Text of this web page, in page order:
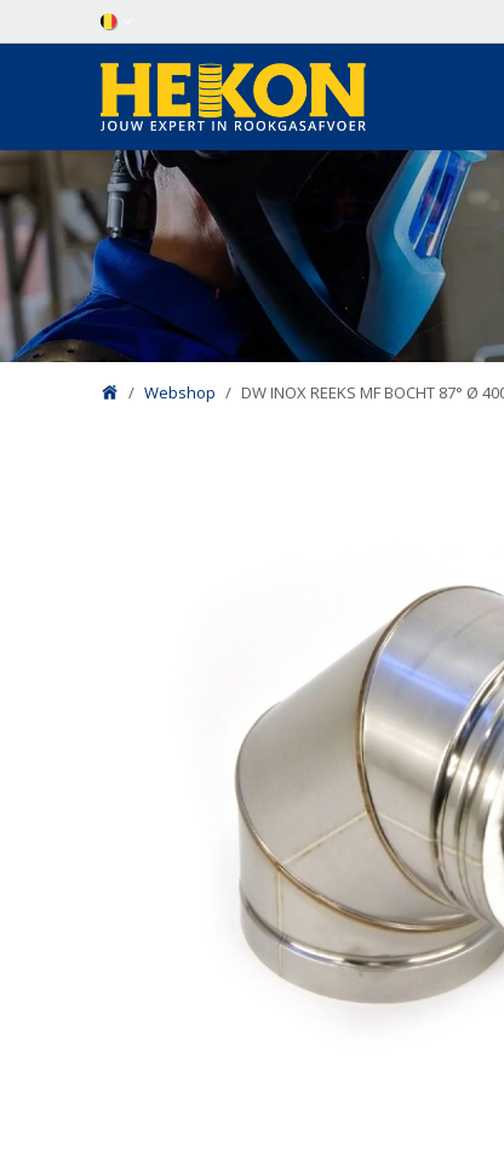
Overslaan naar inhoud
Webshop DW INOX REEKS MF BOCHT 87° Ø